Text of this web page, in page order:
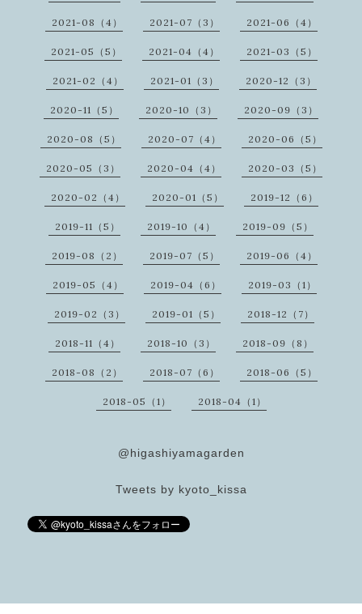
2021-08（4） 2021-07（3） 2021-06（4）
2021-05（5） 2021-04（4） 2021-03（5）
2021-02（4） 2021-01（3） 2020-12（3）
2020-11（5） 2020-10（3） 2020-09（3）
2020-08（5） 2020-07（4） 2020-06（5）
2020-05（3） 2020-04（4） 2020-03（5）
2020-02（4） 2020-01（5） 2019-12（6）
2019-11（5） 2019-10（4） 2019-09（5）
2019-08（2） 2019-07（5） 2019-06（4）
2019-05（4） 2019-04（6） 2019-03（1）
2019-02（3） 2019-01（5） 2018-12（7）
2018-11（4） 2018-10（3） 2018-09（8）
2018-08（2） 2018-07（6） 2018-06（5）
2018-05（1） 2018-04（1）
@higashiyamagarden
Tweets by kyoto_kissa